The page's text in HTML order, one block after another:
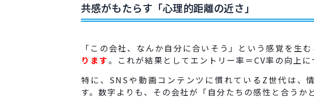
共感がもたらす「心理的距離の近さ」
「この会社、なんか自分に合いそう」という感覚を生む
ります。これが結果としてエントリー率＝CV率の向上に
特に、SNSや動画コンテンツに慣れているZ世代は、
す。数字よりも、その会社が「自分たちの感性と合うか